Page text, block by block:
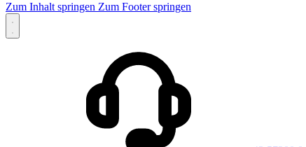
Zum Inhalt springen Zum Footer springen